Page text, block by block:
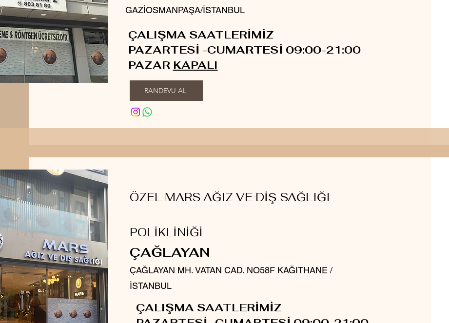
GAZİOSMANPAŞA/İSTANBUL
ÇALIŞMA SAATLERİMİZ
PAZARTESİ -CUMARTESİ 09:00-21:00
PAZAR KAPALI
RANDEVU AL
ÖZEL MARS AĞIZ VE DİŞ SAĞLIĞI
POLİKLİNİĞİ
ÇAĞLAYAN
ÇAĞLAYAN MH. VATAN CAD. NO58F KAĞITHANE /
İSTANBUL
ÇALIŞMA SAATLERİMİZ